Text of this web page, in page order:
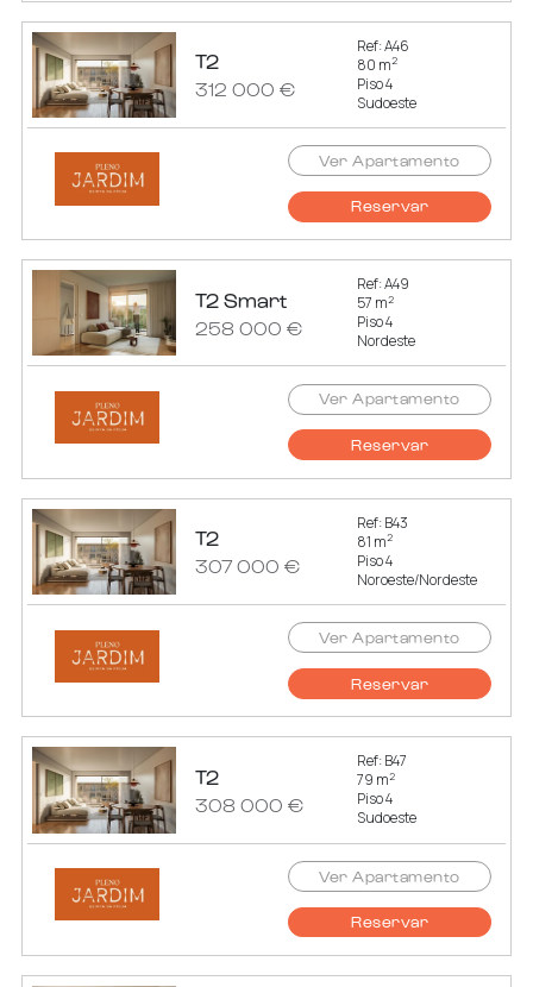
T2
312 000 €
Ref: A46
80 m2
Piso 4
Sudoeste
Ver Apartamento
Reservar
T2 Smart
258 000 €
Ref: A49
57 m2
Piso 4
Nordeste
Ver Apartamento
Reservar
T2
307 000 €
Ref: B43
81 m2
Piso 4
Noroeste/Nordeste
Ver Apartamento
Reservar
T2
308 000 €
Ref: B47
79 m2
Piso 4
Sudoeste
Ver Apartamento
Reservar